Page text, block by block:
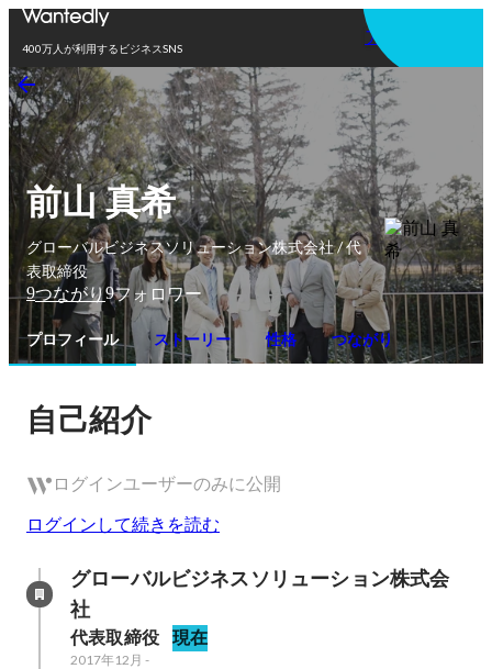
400万人が利用するビジネスSNS
アプリを使う
前山 真希
グローバルビジネスソリューション株式会社 / 代
表取締役
9つながり9フォロワー
プロフィール ストーリー 性格 つながり
自己紹介
ログインユーザーのみに公開
ログインして続きを読む
グローバルビジネスソリューション株式会
社
代表取締役 現在
2017年12月 -